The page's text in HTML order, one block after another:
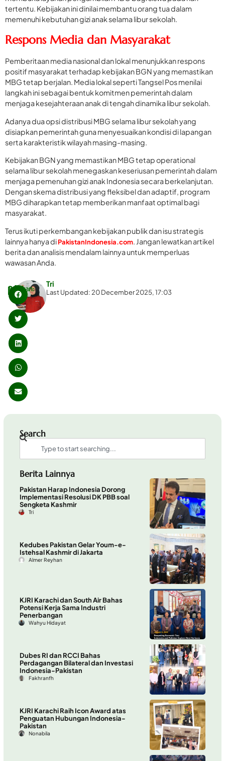
tertentu. Kebijakan ini dinilai membantu orang tua dalam
memenuhi kebutuhan gizi anak selama libur sekolah.
Respons Media dan Masyarakat
Pemberitaan media nasional dan lokal menunjukkan respons
positif masyarakat terhadap kebijakan BGN yang memastikan
MBG tetap berjalan. Media lokal seperti Tangsel Pos menilai
langkah ini sebagai bentuk komitmen pemerintah dalam
menjaga kesejahteraan anak di tengah dinamika libur sekolah.
Adanya dua opsi distribusi MBG selama libur sekolah yang
disiapkan pemerintah guna menyesuaikan kondisi di lapangan
serta karakteristik wilayah masing-masing.
Kebijakan BGN yang memastikan MBG tetap operational
selama libur sekolah menegaskan keseriusan pemerintah dalam
menjaga pemenuhan gizi anak Indonesia secara berkelanjutan.
Dengan skema distribusi yang fleksibel dan adaptif, program
MBG diharapkan tetap memberikan manfaat optimal bagi
masyarakat.
Terus ikuti perkembangan kebijakan publik dan isu strategis
lainnya hanya diPakistanIndonesia.com . Jangan lewatkan artikel
berita dan analisis mendalam lainnya untuk memperluas
wawasan Anda.
Tri
Last Updated: 20 December 2025, 17:03
Bagikan:
Search
Berita Lainnya
Pakistan Harap Indonesia Dorong
Implementasi Resolusi DK PBB soal
Sengketa Kashmir
Tri
Kedubes Pakistan Gelar Youm-e-
Istehsal Kashmir di Jakarta
Almer Reyhan
KJRI Karachi dan South Air Bahas
Potensi Kerja Sama Industri
Penerbangan
Wahyu Hidayat
Dubes RI dan RCCI Bahas
Perdagangan Bilateral dan Investasi
Indonesia-Pakistan
Fakhranfh
KJRI Karachi Raih Icon Award atas
Penguatan Hubungan Indonesia-
Pakistan
Nonabila